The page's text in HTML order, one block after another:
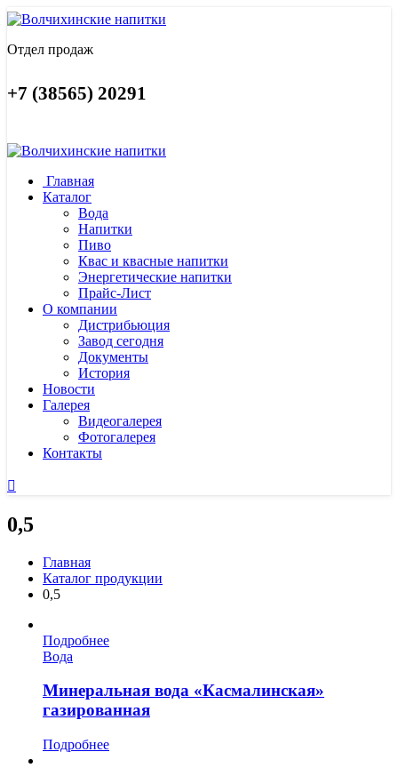
Отдел продаж
+7 (38565) 20291
Главная
Каталог
Вода
Напитки
Пиво
Квас и квасные напитки
Энергетические напитки
Прайс-Лист
О компании
Дистрибьюция
Завод сегодня
Документы
История
Новости
Галерея
Видеогалерея
Фотогалерея
Контакты
0,5
Главная
Каталог продукции
0,5
Подробнее
Вода
Минеральная вода «Касмалинская»
газированная
Подробнее